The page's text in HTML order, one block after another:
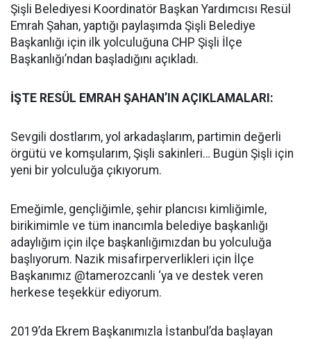
Şişli Belediyesi Koordinatör Başkan Yardımcısı Resül
Emrah Şahan, yaptığı paylaşımda Şişli Belediye
Başkanlığı için ilk yolculuğuna CHP Şişli İlçe
Başkanlığı’ndan başladığını açıkladı.
İŞTE RESÜL EMRAH ŞAHAN’IN AÇIKLAMALARI:
Sevgili dostlarım, yol arkadaşlarım, partimin değerli
örgütü ve komşularım, Şişli sakinleri… Bugün Şişli için
yeni bir yolculuğa çıkıyorum.
Emeğimle, gençliğimle, şehir plancısı kimliğimle,
birikimimle ve tüm inancımla belediye başkanlığı
adaylığım için ilçe başkanlığımızdan bu yolculuğa
başlıyorum. Nazik misafirperverlikleri için İlçe
Başkanımız @tamerozcanli ‘ya ve destek veren
herkese teşekkür ediyorum.
2019’da Ekrem Başkanımızla İstanbul’da başlayan